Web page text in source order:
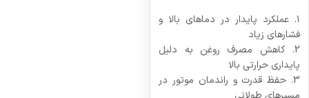
۱. عملکرد پایدار در دماهای بالا و
فشارهای زیاد
2. کاهش مصرف روغن به دلیل
پایداری حرارتی بالا
3. حفظ قدرت و راندمان موتور در